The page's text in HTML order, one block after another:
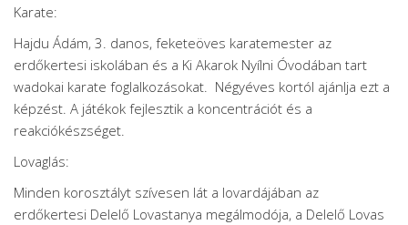
Karate:
Hajdu Ádám, 3. danos, feketeöves karatemester az
erdőkertesi iskolában és a Ki Akarok Nyílni Óvodában tart
wadokai karate foglalkozásokat. Négyéves kortól ajánlja ezt a
képzést. A játékok fejlesztik a koncentrációt és a
reakciókészséget.
Lovaglás:
Minden korosztályt szívesen lát a lovardájában az
erdőkertesi Delelő Lovastanya megálmodója, a Delelő Lovas